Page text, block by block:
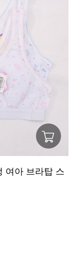
여아 브라탑 스